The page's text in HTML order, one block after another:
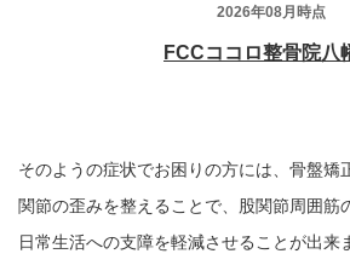
そのようの症状でお困りの方には、骨盤矯
関節の歪みを整えることで、股関節周囲筋
日常生活への支障を軽減させることが出来